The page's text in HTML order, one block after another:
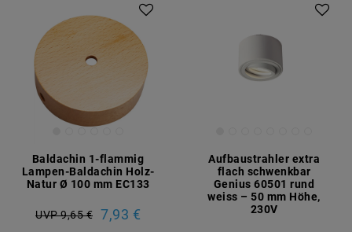
Baldachin 1-flammig
Lampen-Baldachin Holz-
Natur Ø 100 mm EC133
UVP 9,65 € 7,93 €
Aufbaustrahler extra
flach schwenkbar
Genius 60501 rund
weiss – 50 mm Höhe,
230V